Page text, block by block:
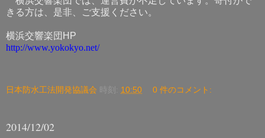
きる方は、是非、ご支援ください。
横浜交響楽団HP
http://www.yokokyo.net/
日本防水工法開発協議会 時刻: 10:50 0 件のコメント:
2014/12/02